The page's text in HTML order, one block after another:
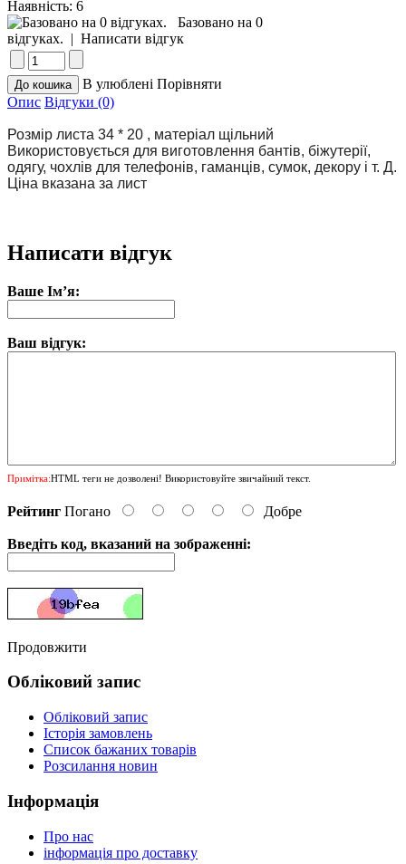
Наявність: 6
Базовано на 0
відгуках. | Написати відгук
В улюблені Порівняти
Опис Відгуки (0)
Розмір листа 34 * 20 , матеріал щільний
Використовується для виготовлення бантів, біжутерії,
одягу, чохлів для телефонів, гаманців, сумок, декору і т. Д.
Ціна вказана за лист
Написати відгук
Ваше Ім’я:
Ваш відгук:
Примітка:HTML теги не дозволені! Використовуйте звичайний текст.
Рейтинг Погано Добре
Введіть код, вказаний на зображенні:
Продовжити
Обліковий запис
Обліковий запис
Історія замовлень
Список бажаних товарів
Розсилання новин
Інформація
Про нас
інформація про доставку